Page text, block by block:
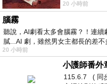
驚世駭俗的神
20 小時前
腦霧
聽說，AI劇看太多會腦霧？！連
膩...AI 劇，雖然男女主都長的差
20 小時前
115.6.7 ( 同